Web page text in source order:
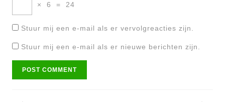
× 6 = 24
Stuur mij een e-mail als er vervolgreacties zijn.
Stuur mij een e-mail als er nieuwe berichten zijn.